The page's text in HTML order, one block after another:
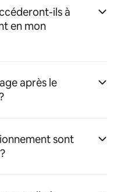
ils à
en mon
après le
sont